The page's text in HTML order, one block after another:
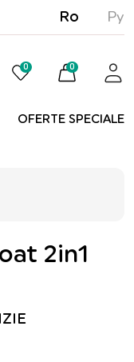
Ro Ру
0 0
OFERTE SPECIALE
2in1